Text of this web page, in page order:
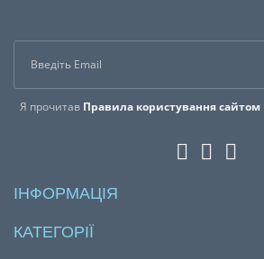
Я прочитав Правила користування сайтом
ІНФОРМАЦІЯ
КАТЕГОРІЇ